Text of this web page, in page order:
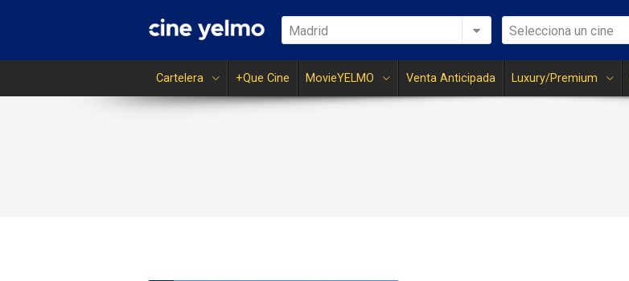
Madrid Selecciona un cine
Cartelera +Que Cine MovieYELMO Venta Anticipada Luxury/Premium